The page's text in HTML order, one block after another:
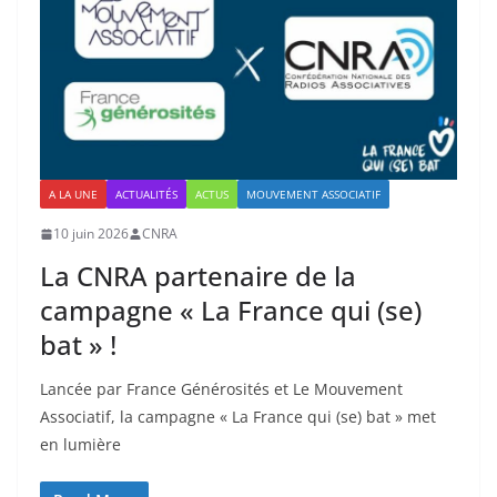
A LA UNE ACTUALITÉS ACTUS MOUVEMENT ASSOCIATIF
10 juin 2026 CNRA
La CNRA partenaire de la
campagne « La France qui (se)
bat » !
Lancée par France Générosités et Le Mouvement
Associatif, la campagne « La France qui (se) bat » met
en lumière